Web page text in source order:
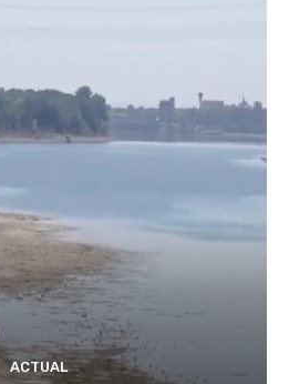
ACTUAL